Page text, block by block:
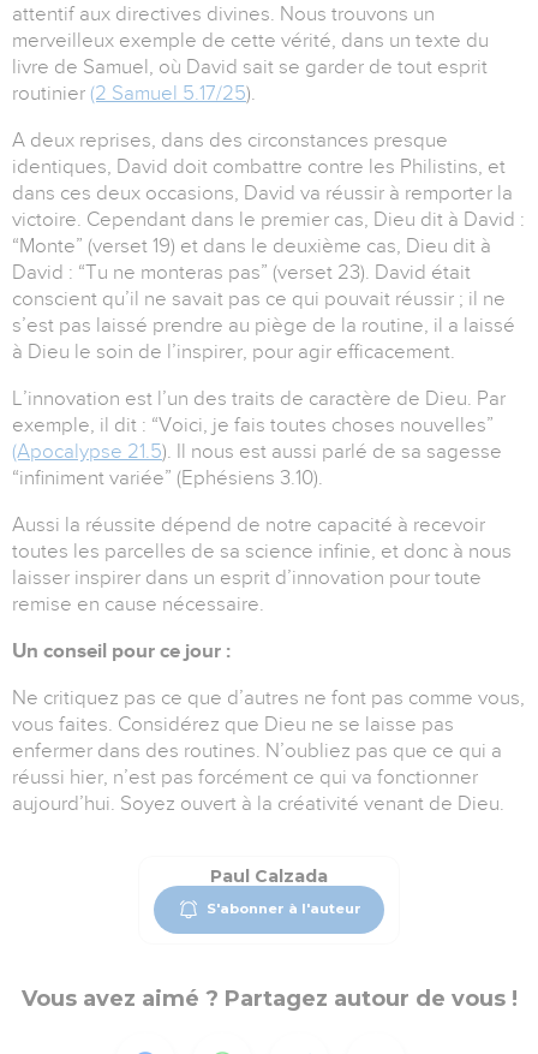
attentif aux directives divines. Nous trouvons un
merveilleux exemple de cette vérité, dans un texte du
livre de Samuel, où David sait se garder de tout esprit
routinier (2 Samuel 5.17/25).
A deux reprises, dans des circonstances presque
identiques, David doit combattre contre les Philistins, et
dans ces deux occasions, David va réussir à remporter la
victoire. Cependant dans le premier cas, Dieu dit à David :
“Monte” (verset 19) et dans le deuxième cas, Dieu dit à
David : “Tu ne monteras pas” (verset 23). David était
conscient qu’il ne savait pas ce qui pouvait réussir ; il ne
s’est pas laissé prendre au piège de la routine, il a laissé
à Dieu le soin de l’inspirer, pour agir efficacement.
L’innovation est l’un des traits de caractère de Dieu. Par
exemple, il dit : “Voici, je fais toutes choses nouvelles”
(Apocalypse 21.5). Il nous est aussi parlé de sa sagesse
“infiniment variée” (Ephésiens 3.10).
Aussi la réussite dépend de notre capacité à recevoir
toutes les parcelles de sa science infinie, et donc à nous
laisser inspirer dans un esprit d’innovation pour toute
remise en cause nécessaire.
Un conseil pour ce jour :
Ne critiquez pas ce que d’autres ne font pas comme vous,
vous faites. Considérez que Dieu ne se laisse pas
enfermer dans des routines. N’oubliez pas que ce qui a
réussi hier, n’est pas forcément ce qui va fonctionner
aujourd’hui. Soyez ouvert à la créativité venant de Dieu.
Paul Calzada
S'abonner à l'auteur
Vous avez aimé ? Partagez autour de vous !